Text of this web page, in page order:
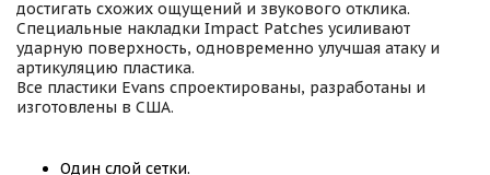
достигать схожих ощущений и звукового отклика.
Специальные накладки Impact Patches усиливают
ударную поверхность, одновременно улучшая атаку и
артикуляцию пластика.
Все пластики Evans спроектированы, разработаны и
изготовлены в США.
Один слой сетки.